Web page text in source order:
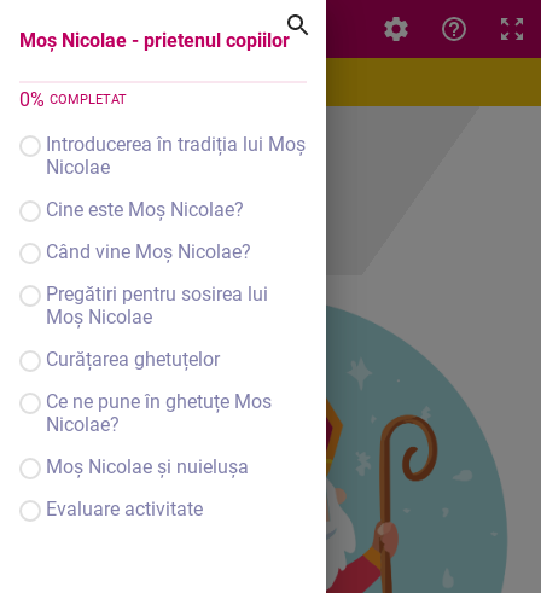
Moș Nicolae - prietenul copiilor
0% COMPLETAT
Introducerea în tradiția lui Moș
Nicolae
Cine este Moș Nicolae?
Când vine Moș Nicolae?
Pregătiri pentru sosirea lui
Moș Nicolae
Curățarea ghetuțelor
Ce ne pune în ghetuțe Mos
Nicolae?
Moș Nicolae și nuielușa
Evaluare activitate
Moș Nicolae - prietenul copiilor